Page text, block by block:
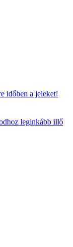
időben a jeleket!
leginkább illő